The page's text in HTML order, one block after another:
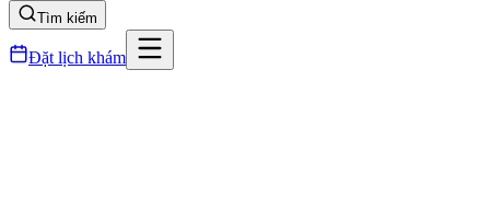
Tìm kiếm
Đặt lịch khám